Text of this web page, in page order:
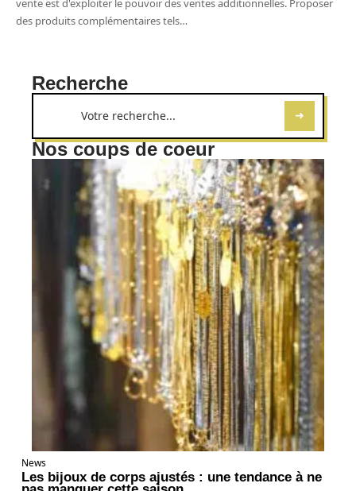
vente est d'exploiter le pouvoir des ventes additionnelles. Proposer
des produits complémentaires tels…
Recherche
Nos coups de coeur
News
Les bijoux de corps ajustés : une tendance à ne